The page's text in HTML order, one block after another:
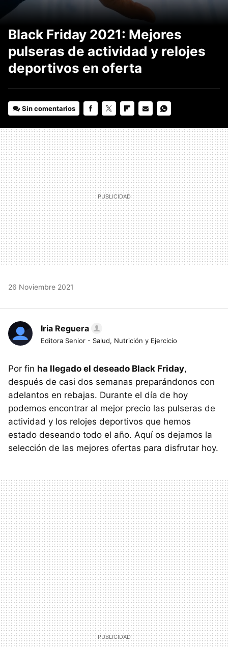
Black Friday 2021: Mejores
pulseras de actividad y relojes
deportivos en oferta
Sin comentarios
MAIL
26 Noviembre 2021
Iria Reguera
Editora Senior - Salud, Nutrición y Ejercicio
Por fin ha llegado el deseado Black Friday,
después de casi dos semanas preparándonos con
adelantos en rebajas. Durante el día de hoy
podemos encontrar al mejor precio las pulseras de
actividad y los relojes deportivos que hemos
estado deseando todo el año. Aquí os dejamos la
selección de las mejores ofertas para disfrutar hoy.